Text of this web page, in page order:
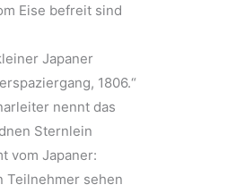
Eise befreit sind
Japaner
1806.“
nennt das
Sternlein
vom Japaner:
Teilnehmer sehen